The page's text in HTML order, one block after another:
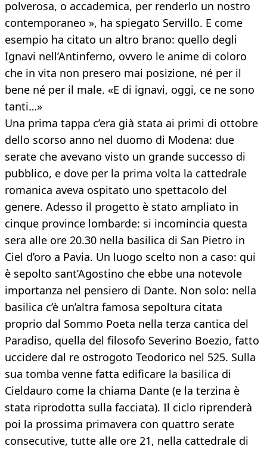
polverosa, o accademica, per renderlo un nostro
contemporaneo », ha spiegato Servillo. E come
esempio ha citato un altro brano: quello degli
Ignavi nell’Antinferno, ovvero le anime di coloro
che in vita non presero mai posizione, né per il
bene né per il male. «E di ignavi, oggi, ce ne sono
tanti…»
Una prima tappa c’era già stata ai primi di ottobre
dello scorso anno nel duomo di Modena: due
serate che avevano visto un grande successo di
pubblico, e dove per la prima volta la cattedrale
romanica aveva ospitato uno spettacolo del
genere. Adesso il progetto è stato ampliato in
cinque province lombarde: si incomincia questa
sera alle ore 20.30 nella basilica di San Pietro in
Ciel d’oro a Pavia. Un luogo scelto non a caso: qui
è sepolto sant’Agostino che ebbe una notevole
importanza nel pensiero di Dante. Non solo: nella
basilica c’è un’altra famosa sepoltura citata
proprio dal Sommo Poeta nella terza cantica del
Paradiso, quella del filosofo Severino Boezio, fatto
uccidere dal re ostrogoto Teodorico nel 525. Sulla
sua tomba venne fatta edificare la basilica di
Cieldauro come la chiama Dante (e la terzina è
stata riprodotta sulla facciata). Il ciclo riprenderà
poi la prossima primavera con quattro serate
consecutive, tutte alle ore 21, nella cattedrale di